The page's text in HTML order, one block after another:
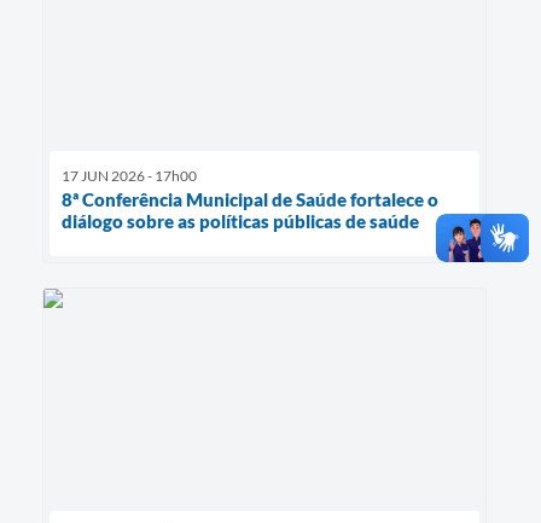
17 JUN 2026 - 17h00
8ª Conferência Municipal de Saúde fortalece o
diálogo sobre as políticas públicas de saúde